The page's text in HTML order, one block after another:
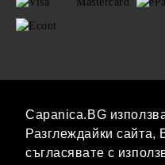
Capanica.BG
Разглеждайки сайта,
съгласявате с
Нашият онлайн